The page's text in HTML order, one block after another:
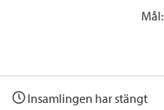
Mål:
Insamlingen har stängt